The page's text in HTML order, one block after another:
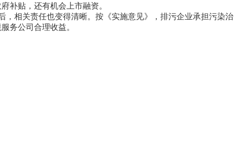
补贴，还有机会上市融资。
相关责任也变得清晰。按《实施意见》，排污企业承担污染治
务公司合理收益。